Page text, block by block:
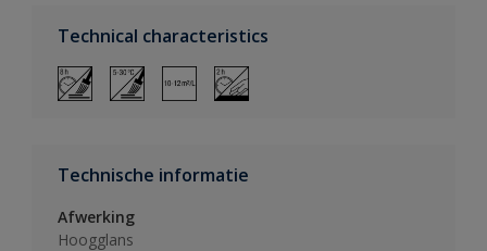
Technical characteristics
Technische informatie
Afwerking
Hoogglans